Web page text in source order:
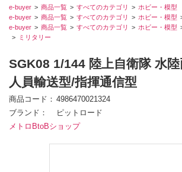
e-buyer 商品一覧 すべてのカテゴリ
ホビー・模型
e-buyer
商品一覧 すべてのカテゴリ ホビー・模型
e-buyer
商品一覧 すべてのカテゴリ ホビー・模型
ミリタリー
SGK08 1/144 陸上自衛隊 水
人員輸送型/指揮通信型
商品コード
4986470021324
ブランド
ピットロード
メトロBtoBショップ